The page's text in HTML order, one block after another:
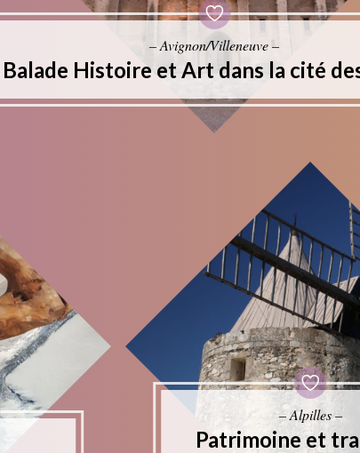
– Avignon/Villeneuve –
Balade Histoire et Art dans la cité
– Alpilles –
Patrimoine et